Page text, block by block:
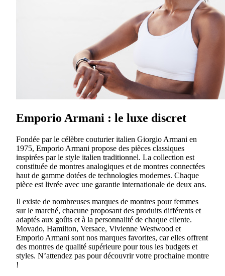
Emporio Armani : le luxe discret
Fondée par le célèbre couturier italien Giorgio Armani en
1975, Emporio Armani propose des pièces classiques
inspirées par le style italien traditionnel. La collection est
constituée de montres analogiques et de montres connectées
haut de gamme dotées de technologies modernes. Chaque
pièce est livrée avec une garantie internationale de deux ans.
Il existe de nombreuses marques de montres pour femmes
sur le marché, chacune proposant des produits différents et
adaptés aux goûts et à la personnalité de chaque cliente.
Movado, Hamilton, Versace, Vivienne Westwood et
Emporio Armani sont nos marques favorites, car elles offrent
des montres de qualité supérieure pour tous les budgets et
styles. N’attendez pas pour découvrir votre prochaine montre
!